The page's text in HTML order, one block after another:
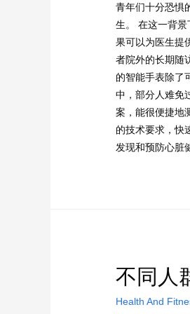
青年们十分恐惧
生。 在这一背
果可以为医生提
者院外的长期随
的智能手表除了
中，部分人难免
案，能很便捷地
的技术要求，快
发现和预防心脏
不同人
Health And